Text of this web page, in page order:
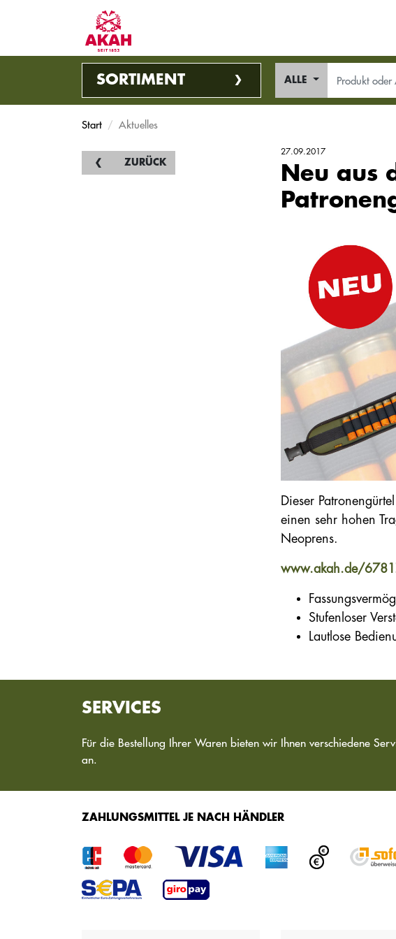
SORTIMENT ALLE
Start Aktuelles
ZURÜCK
27.09.2017
Neu aus
Dieser
einen sehr hohen
Neoprens.
www.akah.de/
Stufenloser
Lautlose
SERVICES
Für die Bestellung Ihrer Waren bieten wir Ihnen verschiedene
an.
ZAHLUNGSMITTEL JE NACH HÄNDLER